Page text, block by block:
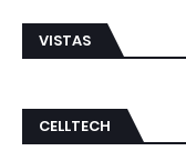
VISTAS
CELLTECH